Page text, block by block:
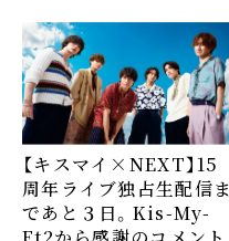
【キスマイ×NEXT】15
周年ライブ独占生配信ま
であと３日。Kis-My-